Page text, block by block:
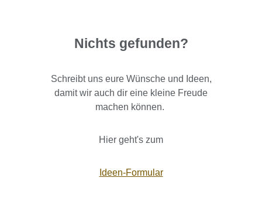
Nichts gefunden?
Schreibt uns eure Wünsche und Ideen,
damit wir auch dir eine kleine Freude
machen können.
Hier geht's zum
Ideen-Formular